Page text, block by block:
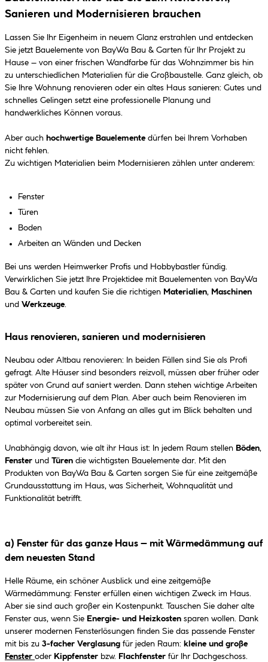
Sanieren und Modernisieren brauchen
Lassen Sie Ihr Eigenheim in neuem Glanz erstrahlen und entdecken
Sie jetzt Bauelemente von BayWa Bau & Garten für Ihr Projekt zu
Hause – von einer frischen Wandfarbe für das Wohnzimmer bis hin
zu unterschiedlichen Materialien für die Großbaustelle. Ganz gleich, ob
Sie Ihre Wohnung renovieren oder ein altes Haus sanieren: Gutes und
schnelles Gelingen setzt eine professionelle Planung und
handwerkliches Können voraus.
Aber auch hochwertige Bauelemente dürfen bei Ihrem Vorhaben
nicht fehlen.
Zu wichtigen Materialien beim Modernisieren zählen unter anderem:
Fenster
Türen
Boden
Arbeiten an Wänden und Decken
Bei uns werden Heimwerker Profis und Hobbybastler fündig.
Verwirklichen Sie jetzt Ihre Projektidee mit Bauelementen von BayWa
Bau & Garten und kaufen Sie die richtigen Materialien, Maschinen
und Werkzeuge.
Haus renovieren, sanieren und modernisieren
Neubau oder Altbau renovieren: In beiden Fällen sind Sie als Profi
gefragt. Alte Häuser sind besonders reizvoll, müssen aber früher oder
später von Grund auf saniert werden. Dann stehen wichtige Arbeiten
zur Modernisierung auf dem Plan. Aber auch beim Renovieren im
Neubau müssen Sie von Anfang an alles gut im Blick behalten und
optimal vorbereitet sein.
Unabhängig davon, wie alt ihr Haus ist: In jedem Raum stellen Böden,
Fenster und Türen die wichtigsten Bauelemente dar. Mit den
Produkten von BayWa Bau & Garten sorgen Sie für eine zeitgemäße
Grundausstattung im Haus, was Sicherheit, Wohnqualität und
Funktionalität betrifft.
a) Fenster für das ganze Haus – mit Wärmedämmung auf
dem neuesten Stand
Helle Räume, ein schöner Ausblick und eine zeitgemäße
Wärmedämmung: Fenster erfüllen einen wichtigen Zweck im Haus.
Aber sie sind auch großer ein Kostenpunkt. Tauschen Sie daher alte
Fenster aus, wenn Sie Energie- und Heizkosten sparen wollen. Dank
unserer modernen Fensterlösungen finden Sie das passende Fenster
mit bis zu 3-facher Verglasung für jeden Raum: kleine und große
Fenster oder Kippfenster bzw. Flachfenster für Ihr Dachgeschoss.